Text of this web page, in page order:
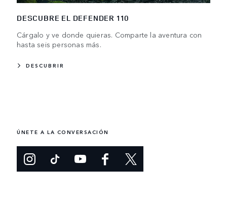
DESCUBRE EL DEFENDER 110
Cárgalo y ve donde quieras. Comparte la aventura con
hasta seis personas más.
DESCUBRIR
ÚNETE A LA CONVERSACIÓN